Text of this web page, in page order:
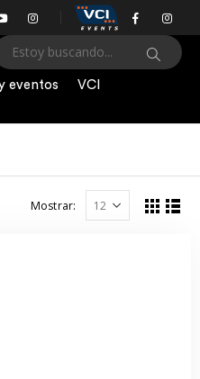
eventos
VCI
Mostrar: